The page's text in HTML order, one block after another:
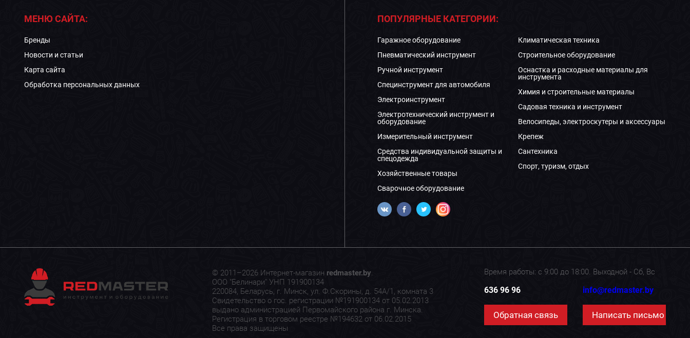
МЕНЮ САЙТА:
Бренды
Новости и статьи
Карта сайта
Обработка персональных данных
ПОПУЛЯРНЫЕ КАТЕГОРИИ:
Гаражное оборудование
Пневматический инструмент
Ручной инструмент
Специнструмент для автомобиля
Электроинструмент
Электротехнический инструмент и
оборудование
Измерительный инструмент
Средства индивидуальной защиты и
спецодежда
Хозяйственные товары
Сварочное оборудование
Климатическая техника
Строительное оборудование
Оснастка и расходные материалы для
инструмента
Химия и строительные материалы
Садовая техника и инструмент
Велосипеды, электроскутеры и аксессуары
Крепеж
Сантехника
Спорт, туризм, отдых
© 2011–2026 Интернет-магазин redmaster.by.
ООО "Белинари" УНП 191900134
220084, Беларусь, г. Минск, ул. Ф.Скорины, д. 54А/1, комната 3
Свидетельство о гос. регистрации №191900134 от 05.02.2013
выдано администрацией Первомайского района г. Минска.
Регистрация в торговом реестре №194632 от 06.02.2015
Все права защищены
Время работы: с 9:00 до 18:00. Выходной - Сб, Вс
636 96 96
Обратная связь
info@redmaster.by
Написать письмо